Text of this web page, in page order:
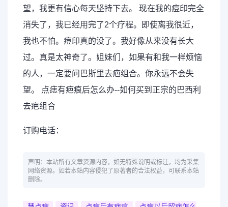
望，我更有信心每天坚持下去。 现在我的痘印完全
消失了，我已经用完了2个疗程。即使离我很近，
我也不怕。痘印真的没了。我好像从来没有长大
过。真是太神奇了。姐妹们，如果有和我一样烦恼
的人，一定要问巴斯里去疤组合。你永远不会失
望。 点痣有疤痕后怎么办--如何买到正宗的巴西利
去疤组合
订购电话：
声明：本站所有文章资源内容，如无特殊说明或标注，均为采集
网络资源。如若本站内容侵犯了原著者的合法权益，可联系本站
删除。